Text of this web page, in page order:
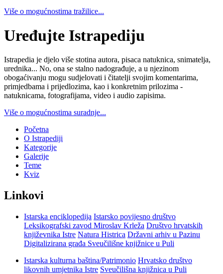
Više o mogućnostima tražilice...
Uređujte Istrapediju
Istrapedia je djelo više stotina autora, pisaca natuknica, snimatelja,
urednika... No, ona se stalno nadograđuje, a u njezinom
obogaćivanju mogu sudjelovati i čitatelji svojim komentarima,
primjedbama i prijedlozima, kao i konkretnim prilozima -
natuknicama, fotografijama, video i audio zapisima.
Više o mogućnostima suradnje...
Početna
O Istrapediji
Kategorije
Galerije
Teme
Kviz
Linkovi
Istarska enciklopedija Istarsko povijesno društvo
Leksikografski zavod Miroslav Krleža Društvo hrvatskih
književnika Istre Natura Histrica Državni arhiv u Pazinu
Digitalizirana građa Sveučilišne knjižnice u Puli
Istarska kulturna baština/Patrimonio Hrvatsko društvo
likovnih umjetnika Istre Sveučilišna knjižnica u Puli